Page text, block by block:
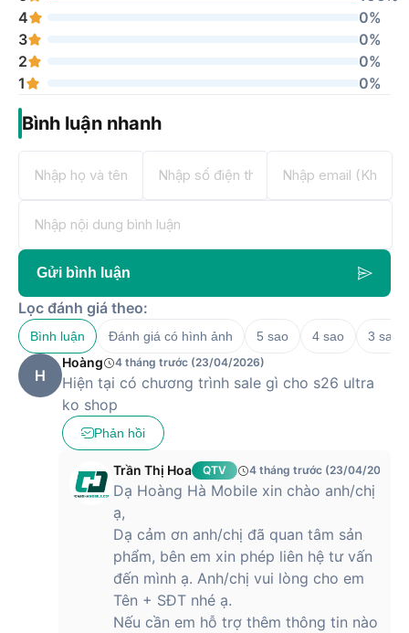
4
0%
3
0%
2
0%
1
0%
Bình luận nhanh
Gửi bình luận
Lọc đánh giá theo:
Bình luận Đánh giá có hình ảnh 5 sao 4 sao 3 sao
H
Hoàng 4 tháng trước (23/04/2026)
Hiện tại có chương trình sale gì cho s26 ultra
ko shop
Phản hồi
Trần Thị Hoa QTV 4 tháng trước (23/04/2026)
Dạ Hoàng Hà Mobile xin chào anh/chị
ạ,
Dạ cảm ơn anh/chị đã quan tâm sản
phẩm, bên em xin phép liên hệ tư vấn
đến mình ạ. Anh/chị vui lòng cho em
Tên + SĐT nhé ạ.
Nếu cần em hỗ trợ thêm thông tin nào